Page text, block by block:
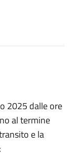
2025 dalle ore
al termine
e la